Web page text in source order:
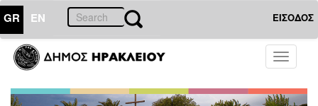
GR EN ΕΙΣΟΔΟΣ
Toggle
ΔΗΜΟΣ
Υπηρεσίες